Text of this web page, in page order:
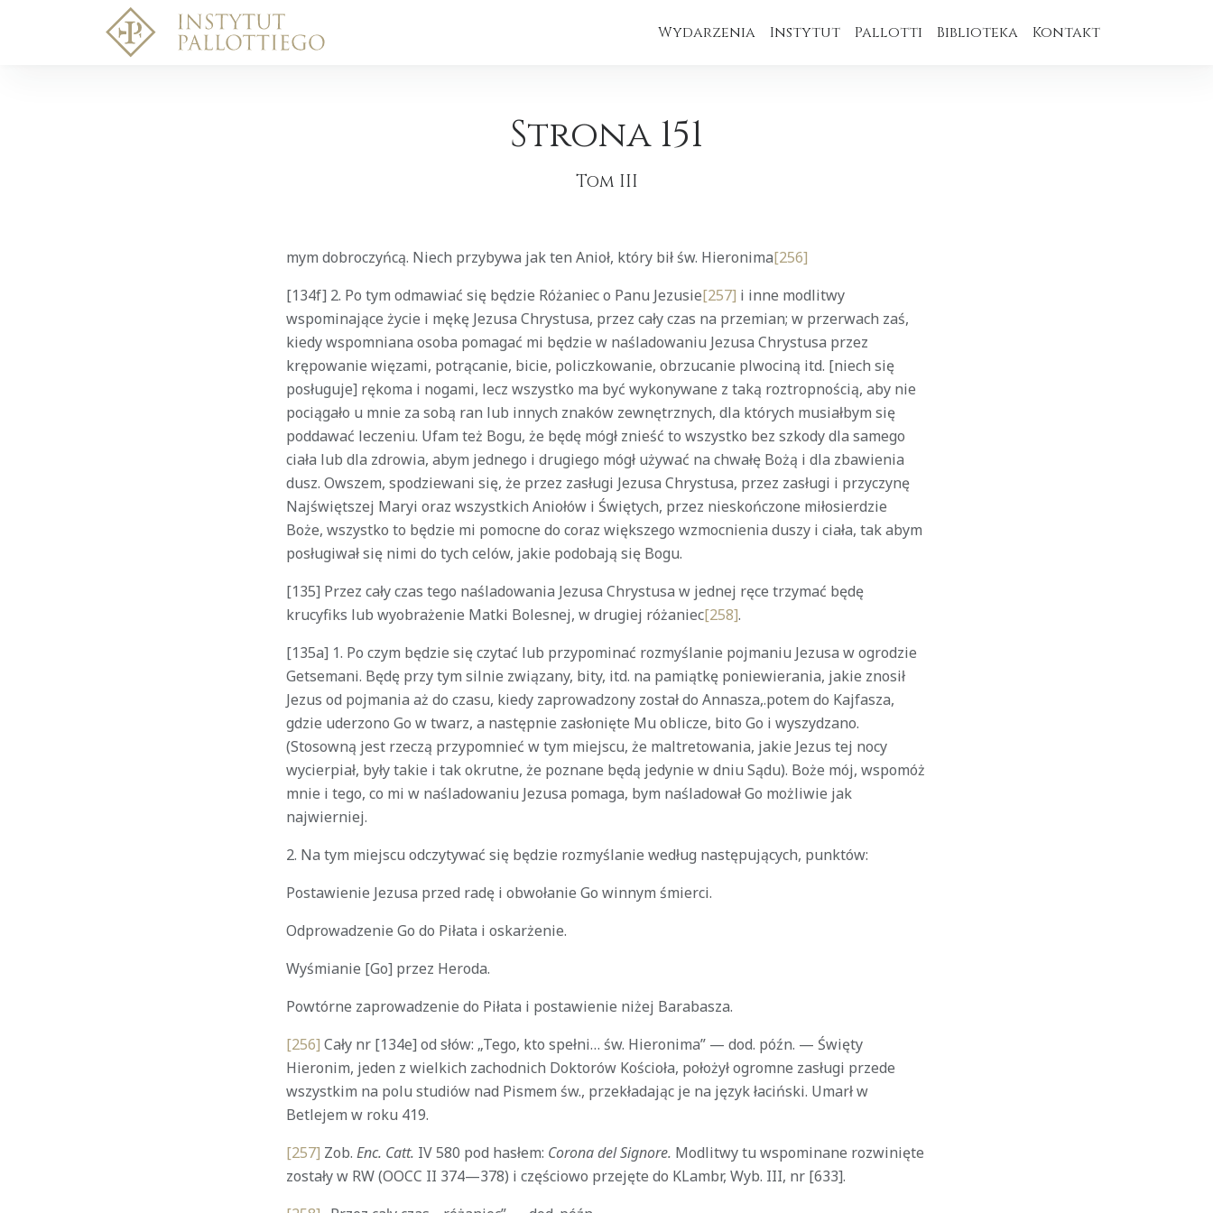
Wydarzenia Instytut Pallotti Biblioteka Kontakt
Strona 151
Tom III
mym dobroczyńcą. Niech przybywa jak ten Anioł, który bił św. Hieronima[256]
[134f] 2. Po tym odmawiać się będzie Różaniec o Panu Jezusie[257] i inne modlitwy
wspominające życie i mękę Jezusa Chrystusa, przez cały czas na przemian; w przerwach zaś,
kiedy wspomniana osoba pomagać mi będzie w naśladowaniu Jezusa Chrystusa przez
krępowanie więzami, potrącanie, bicie, policzkowanie, obrzucanie plwociną itd. [niech się
posługuje] rękoma i nogami, lecz wszystko ma być wykonywane z taką roztropnością, aby nie
pociągało u mnie za sobą ran lub innych znaków zewnętrznych, dla których musiałbym się
poddawać leczeniu. Ufam też Bogu, że będę mógł znieść to wszystko bez szkody dla samego
ciała lub dla zdrowia, abym jednego i drugiego mógł używać na chwałę Bożą i dla zbawienia
dusz. Owszem, spodziewani się, że przez zasługi Jezusa Chrystusa, przez zasługi i przyczynę
Najświętszej Maryi oraz wszystkich Aniołów i Świętych, przez nieskończone miłosierdzie
Boże, wszystko to będzie mi pomocne do coraz większego wzmocnienia duszy i ciała, tak abym
posługiwał się nimi do tych celów, jakie podobają się Bogu.
[135] Przez cały czas tego naśladowania Jezusa Chrystusa w jednej ręce trzymać będę
krucyfiks lub wyobrażenie Matki Bolesnej, w drugiej różaniec[258].
[135a] 1. Po czym będzie się czytać lub przypominać rozmyślanie pojmaniu Jezusa w ogrodzie
Getsemani. Będę przy tym silnie związany, bity, itd. na pamiątkę poniewierania, jakie znosił
Jezus od pojmania aż do czasu, kiedy zaprowadzony został do Annasza,.potem do Kajfasza,
gdzie uderzono Go w twarz, a następnie zasłonięte Mu oblicze, bito Go i wyszydzano.
(Stosowną jest rzeczą przypomnieć w tym miejscu, że maltretowania, jakie Jezus tej nocy
wycierpiał, były takie i tak okrutne, że poznane będą jedynie w dniu Sądu). Boże mój, wspomóż
mnie i tego, co mi w naśladowaniu Jezusa pomaga, bym naśladował Go możliwie jak
najwierniej.
2. Na tym miejscu odczytywać się będzie rozmyślanie według następujących, punktów:
Postawienie Jezusa przed radę i obwołanie Go winnym śmierci.
Odprowadzenie Go do Piłata i oskarżenie.
Wyśmianie [Go] przez Heroda.
Powtórne zaprowadzenie do Piłata i postawienie niżej Barabasza.
[256] Cały nr [134e] od słów: „Tego, kto spełni… św. Hieronima” — dod. późn. — Święty
Hieronim, jeden z wielkich zachodnich Doktorów Kościoła, położył ogromne zasługi przede
wszystkim na polu studiów nad Pismem św., przekładając je na język łaciński. Umarł w
Betlejem w roku 419.
[257] Zob. Enc. Catt. IV 580 pod hasłem: Corona del Signore. Modlitwy tu wspominane rozwinięte
zostały w RW (OOCC II 374—378) i częściowo przejęte do KLambr, Wyb. III, nr [633].